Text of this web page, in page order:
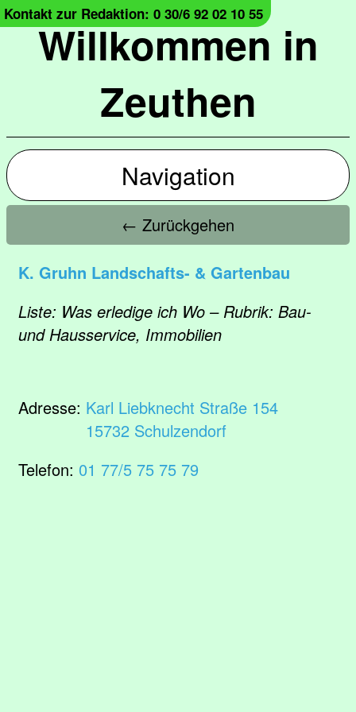
Willkommen in
Zeuthen
Kontakt zur Redaktion: 0 30/6 92 02 10 55
Navigation
← Zurückgehen
K. Gruhn Landschafts- & Gartenbau
Liste: Was erledige ich Wo – Rubrik: Bau-
und Hausservice, Immobilien
Adresse: Karl Liebknecht Straße 154
15732 Schulzendorf
Telefon: 01 77/5 75 75 79